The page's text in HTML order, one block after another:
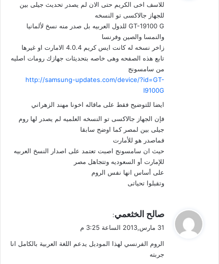
ل
للاسف اخى الكريم حتى الان لم يصدر تحديث جيلى بين
للجهاز جالاكسى تو النسخه
GT-19100 G للدول العربيه بل صدر منه نسخ لألمانيا
والنمسا والصين وفرنسا
زاخر نسخه له كانت ايس كريم 4.0.4 الامارت او غيرها
تابع هذه الصفحه وهى خاصه بتحديثات جهازك رومات اصليه
من سامسونج
http://samsung-updates.com/device/?id=GT-
I9100G
ايضا للتوضيح فقط على ماقاله اخونا مهند الزهراني
فإن الجهاز جالاكسى تو النسخه العلميه لم يصدر لها روم
جيلى بين لمصر كما اوضح سابقا
فماصدر هو للأمارت
حيث ان سامسونج اصبت تعتمد على اصدار النسخ العربيه
للإمارت أو السعوديه وتتجاهل مصر
على أساس انها نفس الروم
وتقبلوا تحياتى
ي
ق
ل
صالح الخثعمي:
31 مارس,2013 الساعة 3:25 م
الروم الفرنسي لهذا الموديل يدعم اللغة العربية بالكامل انا
جربته